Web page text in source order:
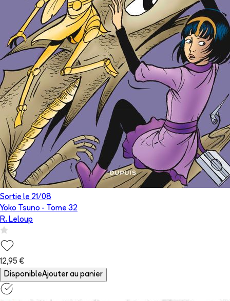
Sortie le 21/08
Yoko Tsuno - Tome 32
R. Leloup
12,95 €
DisponibleAjouter au panier